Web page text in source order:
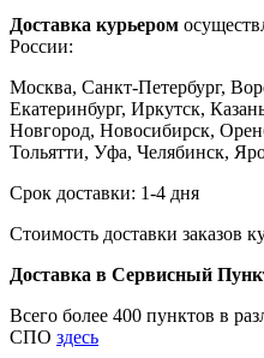
Доставка курьером
России:
Москва, Санкт-Петербург,
Екатеринбург, Иркутск,
Новгород, Новосибирск,
Тольятти, Уфа, Челябинск,
Срок доставки: 1-4 дня
Стоимость доставки заказов
Доставка в Сервисный
Всего более 400 пунктов в
СПО здесь